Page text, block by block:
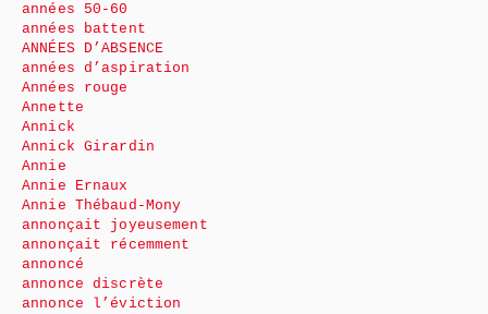
années 50-60
années battent
ANNÉES D’ABSENCE
années d’aspiration
Années rouge
Annette
Annick
Annick Girardin
Annie
Annie Ernaux
Annie Thébaud-Mony
annonçait joyeusement
annonçait récemment
annoncé
annonce discrète
annonce l’éviction